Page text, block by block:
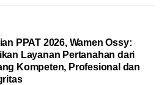
PPAT 2026, Wamen Ossy:
Layanan Pertanahan dari
Kompeten, Profesional dan